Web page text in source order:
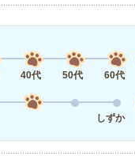
40代 50代 60代
しずか